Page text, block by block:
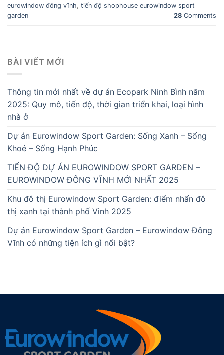
eurowindow đông vĩnh, tiến độ shophouse eurowindow sport
garden
28 Comments
BÀI VIẾT MỚI
Thông tin mới nhất về dự án Ecopark Ninh Bình năm
2025: Quy mô, tiến độ, thời gian triển khai, loại hình
nhà ở
Dự án Eurowindow Sport Garden: Sống Xanh – Sống
Khoẻ – Sống Hạnh Phúc
TIẾN ĐỘ DỰ ÁN EUROWINDOW SPORT GARDEN –
EUROWINDOW ĐÔNG VĨNH MỚI NHẤT 2025
Khu đô thị Eurowindow Sport Garden: điểm nhấn đô
thị xanh tại thành phố Vinh 2025
Dự án Eurowindow Sport Garden – Eurowindow Đông
Vĩnh có những tiện ích gì nổi bật?